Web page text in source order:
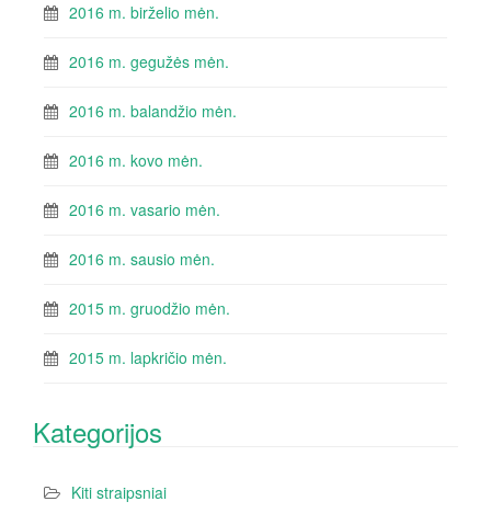
2016 m. birželio mėn.
2016 m. gegužės mėn.
2016 m. balandžio mėn.
2016 m. kovo mėn.
2016 m. vasario mėn.
2016 m. sausio mėn.
2015 m. gruodžio mėn.
2015 m. lapkričio mėn.
Kategorijos
Kiti straipsniai